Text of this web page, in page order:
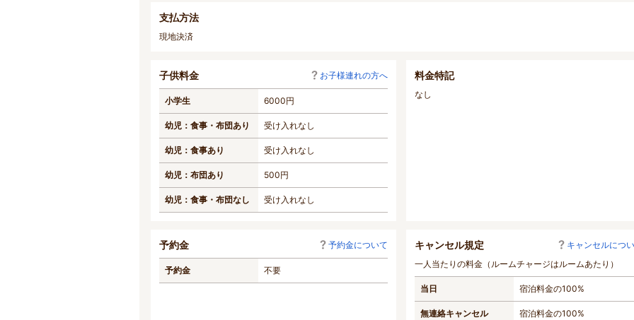
支払方法
現地決済
子供料金 お子様連れの方へ
小学生 6000円
幼児：食事・布団あり 受け入れなし
幼児：食事あり 受け入れなし
幼児：布団あり 500円
幼児：食事・布団なし 受け入れなし
料金特記
なし
予約金 予約金について
予約金 不要
キャンセル規定
キャンセルにつ
一人当たりの料金（ルームチャージはルームあたり）
当日 宿泊料金の100%
無連絡キャンセル 宿泊料金の100%